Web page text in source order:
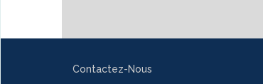
Contactez-Nous